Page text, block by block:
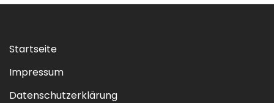
Startseite
Impressum
Datenschutzerklärung